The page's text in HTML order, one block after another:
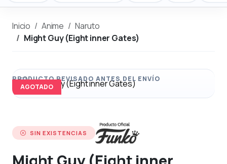
Inicio Anime
Naruto
Might Guy (Eight inner Gates)
AGOTADO
SIN EXISTENCIAS